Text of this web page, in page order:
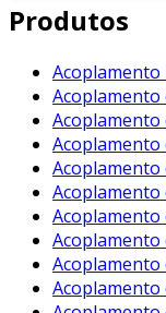
Adicionalmente,
compensações
eixos, que podem
temperatura,
mecânicos. Essa
para prolongar a
conectados.
Benefícios do
Entre os
bipartido,
Produtos
Acoplamento
Acoplamento
Acoplamento
Acoplamento
Acoplamento
Acoplamento